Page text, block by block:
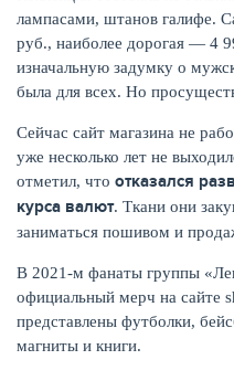
лампасами, штанов галифе.
руб., наиболее дорогая — 4
изначальную задумку о
была для всех. Но
Сейчас сайт магазина не
уже несколько лет не
отметил, что отказался
курса валют. Ткани они
заниматься пошивом и
В 2021-м фанаты группы
официальный мерч на сайте
представлены футболки,
магниты и книги.